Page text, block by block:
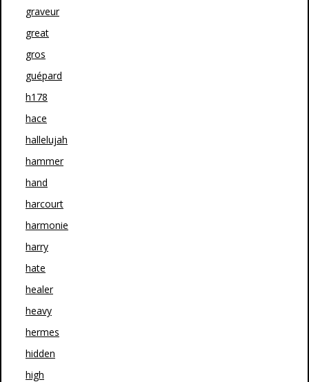
graveur
great
gros
guépard
h178
hace
hallelujah
hammer
hand
harcourt
harmonie
harry
hate
healer
heavy
hermes
hidden
high